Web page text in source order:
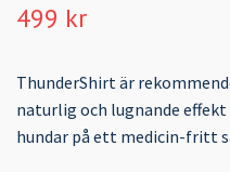
499 kr
ThunderShirt är
naturlig och lugnande
hundar på ett medicin-fritt